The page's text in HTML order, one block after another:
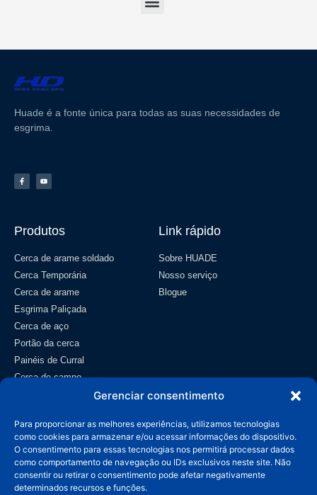
Gerenciar consentimento
Para proporcionar as melhores experiências, utilizamos tecnologias
como cookies para armazenar e/ou acessar informações do dispositivo.
O consentimento para essas tecnologias nos permitirá processar dados
como comportamento de navegação ou IDs exclusivos neste site. Não
consentir ou retirar o consentimento pode afetar negativamente
determinados recursos e funções.
Huade é a fonte única para todas as suas necessidades de
esgrima.
Produtos
Cerca de arame soldado
Cerca Temporária
Cerca de arame
Esgrima Paliçada
Cerca de aço
Portão da cerca
Painéis de Curral
Cerca de campo
Link rápido
Sobre HUADE
Nosso serviço
Blogue
Contato
info@wiremeshmfg.com
+86-180-3192-9999